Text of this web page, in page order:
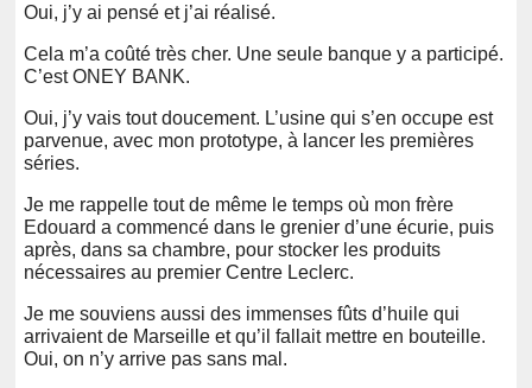
Oui, j’y ai pensé et j’ai réalisé.
Cela m’a coûté très cher. Une seule banque y a participé.
C’est ONEY BANK.
Oui, j’y vais tout doucement. L’usine qui s’en occupe est
parvenue, avec mon prototype, à lancer les premières
séries.
Je me rappelle tout de même le temps où mon frère
Edouard a commencé dans le grenier d’une écurie, puis
après, dans sa chambre, pour stocker les produits
nécessaires au premier Centre Leclerc.
Je me souviens aussi des immenses fûts d’huile qui
arrivaient de Marseille et qu’il fallait mettre en bouteille.
Oui, on n’y arrive pas sans mal.